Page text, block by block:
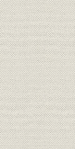
和54年―昭和63年)
針
化
大